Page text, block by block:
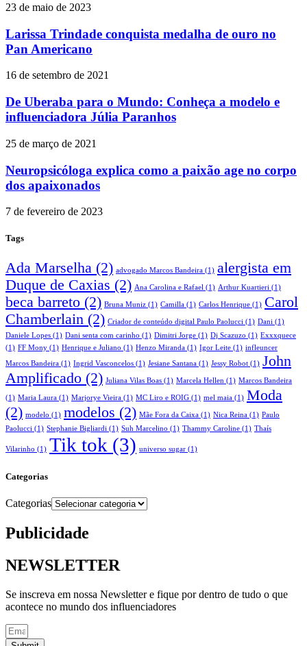
23 de maio de 2023
Larissa Trindade conquista medalha de ouro no
Pan Americano
16 de setembro de 2021
De Uberaba para o Mundo: Conheça a modelo e
influenciadora Júlia Paranhos
25 de março de 2021
Neuropsicóloga explica como a paixão age no corpo
dos apaixonados
7 de fevereiro de 2023
Tags
Ada Marselha (2) advogado Marcos Bandeira (1) alergista em
Duque de Caxias (2) Ana Carolina e Rafael (1) Arthur Kuartieri (1)
beca barreto (2) Bruna Muniz (1) Camilla (1) Carlos Henrique (1) Carol
Chamberlain (2) Criador de conteúdo digital Paulo Paolucci (1) Dani (1)
Daniele Lopes (1) Dani senta com carinho (1) Dimitri Jorge (1) Dj Scazuzo (1) Exxxquece
(1) FF Mony (1) Henrique e Juliano (1) Henzo Miranda (1) Igor Leite (1) infleuncer
Marcos Bandeira (1) Ingrid Vasconcelos (1) Jesiane Santana (1) Jessy Robot (1) John
Amplificado (2) Juliana Vilas Boas (1) Marcela Hellen (1) Marcos Bandeira
(1) Maria Laura (1) Marjorye Vieira (1) MC Liro e ROIG (1) mel maia (1) Moda
(2) modelo (1) modelos (2) Mãe Fora da Caixa (1) Nica Reina (1) Paulo
Paolucci (1) Stephanie Bigliardi (1) Suh Marcelino (1) Thammy Caroline (1) Thaís
Vilarinho (1) Tik tok (3) universo sugar (1)
Categorias
Categorias
Publicidade
NEWSLETTER
Se inscreva em nossa Newsletter e fique por dentro de tudo o que
acontece no mundo dos influenciadores